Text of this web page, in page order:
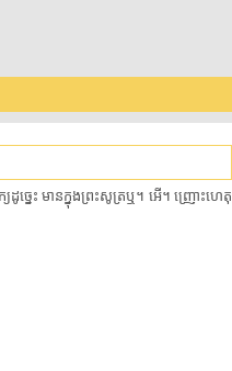
នេះ មាន​ក្នុង​ព្រះ​សូត្រ​ឬ។ អើ។ ញ្រោះ​ហេតុ​